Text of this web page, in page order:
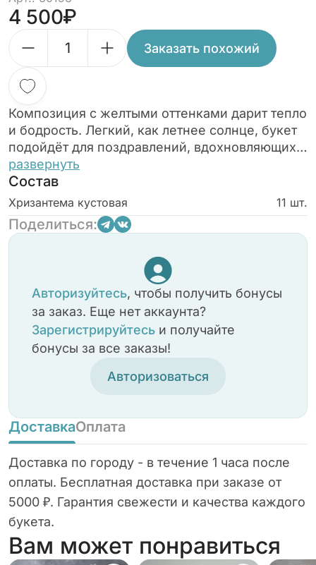
4 500
Заказать похожий
Композиция с желтыми оттенками дарит тепло
и бодрость. Легкий, как летнее солнце, букет
подойдёт для поздравлений, вдохновляющих
встреч и тёплых слов благодарности.
развернуть
Состав
Хризантема кустовая 11 шт.
Поделиться:
Авторизуйтесь, чтобы получить бонусы
за заказ. Еще нет аккаунта?
Зарегистрируйтесь и получайте
бонусы за все заказы!
Авторизоваться
ДоставкаОплата
Доставка по городу - в течение 1 часа после
оплаты. Бесплатная доставка при заказе от
5000 ₽. Гарантия свежести и качества каждого
букета.
Вам может понравиться